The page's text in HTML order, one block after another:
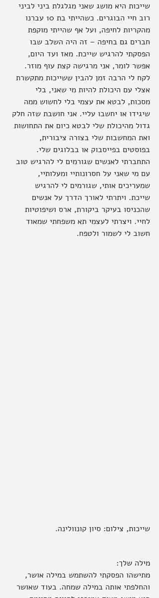
שייכות היא מושג שאני מגלגלת ביני לביני
רוב חיי הבוגרים. כשהייתי בת 10 עברנו
מהקריות לחיפה, ועל אף שהייתי מוקפת
חברים גם בחיפה – זה היה השלב שבו
הפסקתי להרגיש שייכת. מאז ועד היום,
אפשר לומר, אני מרגישה קצת עוף מוזר.
לקח לי הרבה זמן להבין ששייכות מתקשרת
אצלי עם היכולת להיות מי שאני, בלי
מסכות, לבטא את עצמי בלי לחשוש ממה
שיגידו או יחשבו עליי. אני חושבת שזה חלק
גדול מהיכולת שלי לבטא כיום את התחושות
ואת המחשבות שלי בצורה ציבורית,
בפוסטים בפייסבוק או בבלוגים שלי.
התחברתי לאנשים שגורמים לי להרגיש טוב
עם מי שאני על חסרונותיי ומעלותיי,
שמעריכים אותי, שגורמים לי להרגיש
שייכת. ויתרתי לאורך הדרך על אנשים
שהכניסו בעיקר ביקורת, ארס ושיפוטיות
לחיי. ויצרתי לעצמי תא משפחתי שמאוד
חשוב לי לשמור ולטפח.
שייכות, צילום: סיון קונוולינה.
מילה שלך:
מתישהו הפסקתי להשתמש במילה אושר,
והחלפתי אותה במילה שמחה. בעוד שאושר